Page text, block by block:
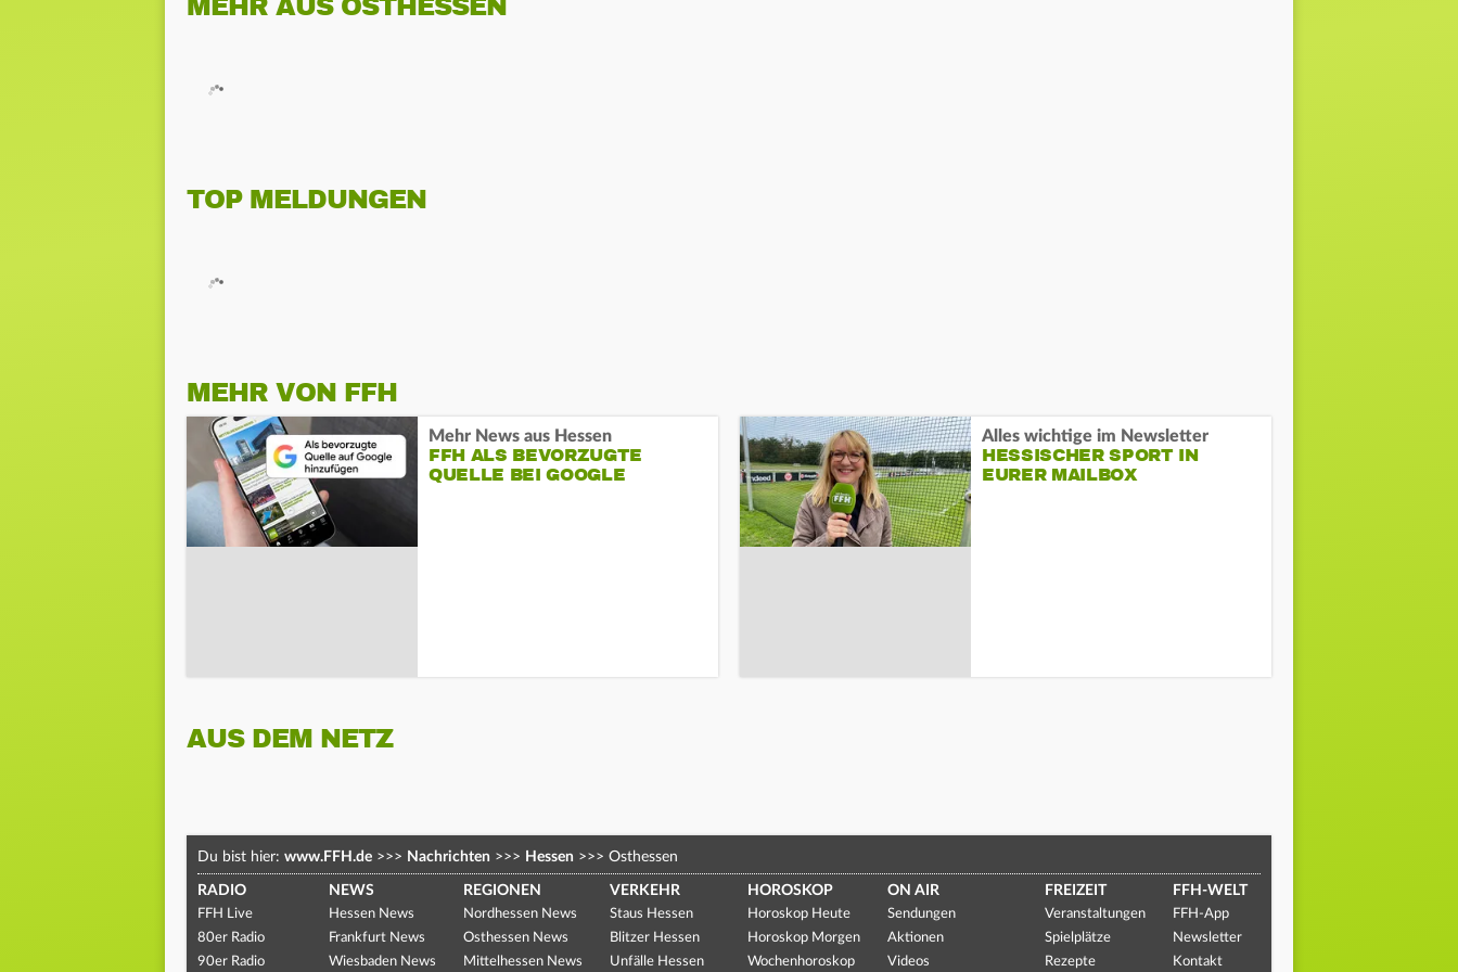
MEHR AUS OSTHESSEN
TOP MELDUNGEN
MEHR VON FFH
Mehr News aus Hessen
FFH ALS BEVORZUGTE
QUELLE BEI GOOGLE
Alles wichtige im Newsletter
HESSISCHER SPORT IN
EURER MAILBOX
AUS DEM NETZ
Du bist hier: www.FFH.de >>> Nachrichten >>> Hessen >>> Osthessen
RADIO
FFH Live
80er Radio
90er Radio
NEWS
Hessen News
Frankfurt News
Wiesbaden News
REGIONEN
Nordhessen News
Osthessen News
Mittelhessen News
VERKEHR
Staus Hessen
Blitzer Hessen
Unfälle Hessen
HOROSKOP
Horoskop Heute
Horoskop Morgen
Wochenhoroskop
ON AIR
Sendungen
Aktionen
Videos
FREIZEIT
Veranstaltungen
Spielplätze
Rezepte
FFH-WELT
FFH-App
Newsletter
Kontakt